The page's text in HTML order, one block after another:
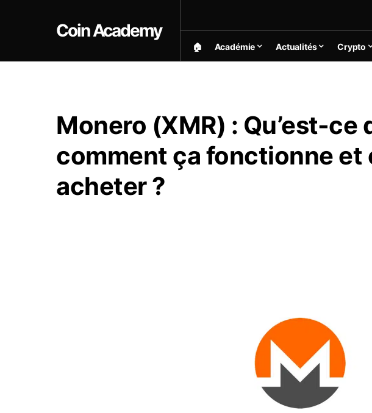
Coin Academy
🏠︎ Académie Actualités Crypto
Monero (XMR) : Qu’est-ce
comment ça fonctionne et
acheter ?